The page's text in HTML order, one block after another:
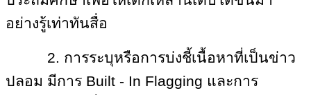
อย่างรู้เท่าทันสื่อ
2. การระบุหรือการบ่งชี้เนื้อหาที่เป็นข่าว
ปลอม มีการ Built - In Flagging และการ